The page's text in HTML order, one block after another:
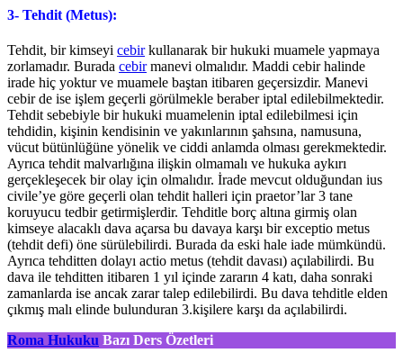
3- Tehdit (Metus):
Tehdit, bir kimseyi cebirkullanarak bir hukuki muamele yapmaya
zorlamadır. Burada cebirmanevi olmalıdır. Maddi cebir halinde
irade hiç yoktur ve muamele baştan itibaren geçersizdir. Manevi
cebir de ise işlem geçerli görülmekle beraber iptal edilebilmektedir.
Tehdit sebebiyle bir hukuki muamelenin iptal edilebilmesi için
tehdidin, kişinin kendisinin ve yakınlarının şahsına, namusuna,
vücut bütünlüğüne yönelik ve ciddi anlamda olması gerekmektedir.
Ayrıca tehdit malvarlığına ilişkin olmamalı ve hukuka aykırı
gerçekleşecek bir olay için olmalıdır. İrade mevcut olduğundan ius
civile’ye göre geçerli olan tehdit halleri için praetor’lar 3 tane
koruyucu tedbir getirmişlerdir. Tehditle borç altına girmiş olan
kimseye alacaklı dava açarsa bu davaya karşı bir exceptio metus
(tehdit defi) öne sürülebilirdi. Burada da eski hale iade mümkündü.
Ayrıca tehditten dolayı actio metus (tehdit davası) açılabilirdi. Bu
dava ile tehditten itibaren 1 yıl içinde zararın 4 katı, daha sonraki
zamanlarda ise ancak zarar talep edilebilirdi. Bu dava tehditle elden
çıkmış malı elinde bulunduran 3.kişilere karşı da açılabilirdi.
Roma Hukuku Bazı Ders Özetleri